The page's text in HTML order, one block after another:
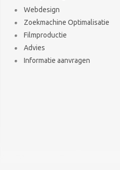
Webdesign
Zoekmachine Optimalisatie
Filmproductie
Advies
Informatie aanvragen